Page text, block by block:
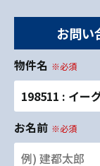
お問い
物件名 ※必須
198511 : イー
お名前 ※必須